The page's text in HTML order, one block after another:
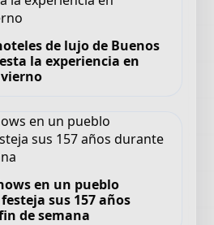
de lujo de Buenos
la experiencia en
en un pueblo
sus 157 años
de semana